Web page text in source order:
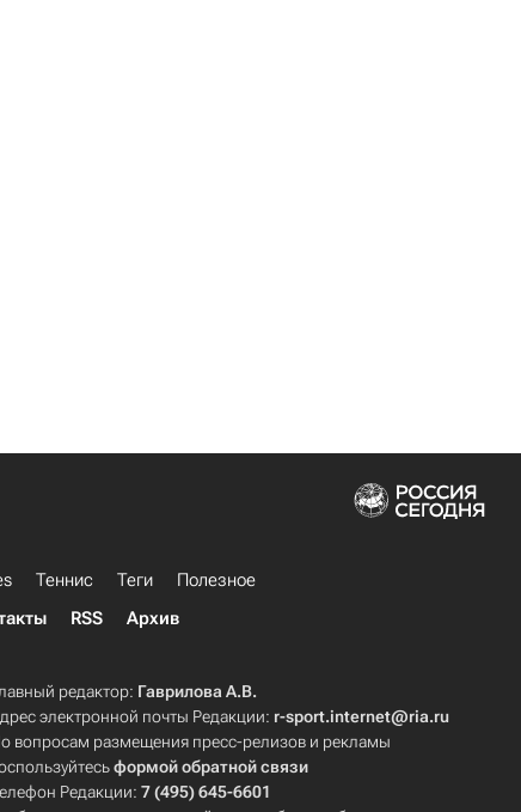
Теннис Теги
Полезное
RSS Архив
редактор: Гаврилова А.В.
электронной почты Редакции: r-sport.internet@ria.ru
вопросам размещения пресс-релизов и рекламы
формой обратной связи
Редакции:7 (495) 645-6601